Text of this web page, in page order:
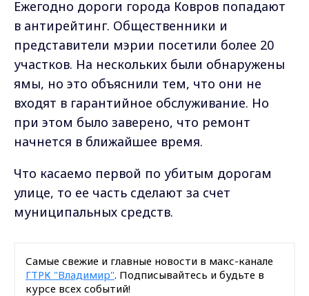
Ежегодно дороги города Ковров попадают
в антирейтинг. Общественники и
представители мэрии посетили более 20
участков. На нескольких были обнаружены
ямы, но это объяснили тем, что они не
входят в гарантийное обслуживание. Но
при этом было заверено, что ремонт
начнется в ближайшее время.
Что касаемо первой по убитым дорогам
улице, то ее часть сделают за счет
муниципальных средств.
Самые свежие и главные новости в макс-канале
ГТРК "Владимир". Подписывайтесь и будьте в
курсе всех событий!